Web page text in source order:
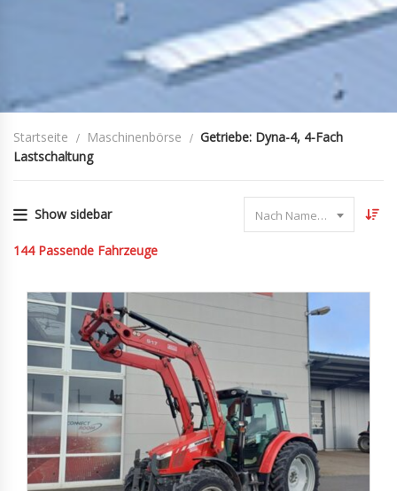
Startseite Maschinenbörse
Getriebe: Dyna-4, 4-Fach
Lastschaltung
Show sidebar Nach Name sortieren
144 Passende Fahrzeuge